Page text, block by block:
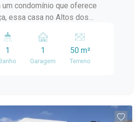
condomínio que oferece
essa casa no Altos dos
arejados, ela proporciona
para toda a família, além de
com uma infraestrutura
ideal para momentos de
1 1
Garagem
50 m²
Terreno